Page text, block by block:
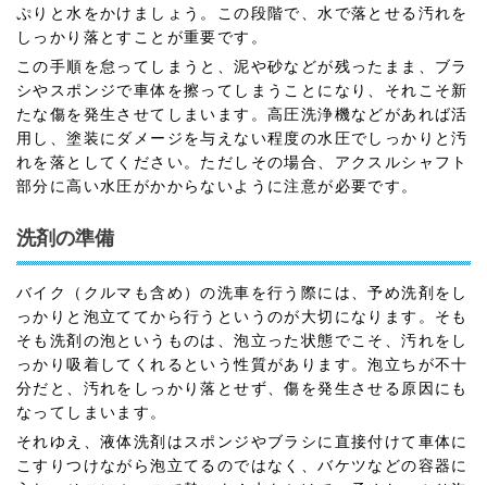
ぷりと水をかけましょう。この段階で、水で落とせる汚れを
しっかり落とすことが重要です。
この手順を怠ってしまうと、泥や砂などが残ったまま、ブラ
シやスポンジで車体を擦ってしまうことになり、それこそ新
たな傷を発生させてしまいます。高圧洗浄機などがあれば活
用し、塗装にダメージを与えない程度の水圧でしっかりと汚
れを落としてください。ただしその場合、アクスルシャフト
部分に高い水圧がかからないように注意が必要です。
洗剤の準備
バイク（クルマも含め）の洗車を行う際には、予め洗剤をし
っかりと泡立ててから行うというのが大切になります。そも
そも洗剤の泡というものは、泡立った状態でこそ、汚れをし
っかり吸着してくれるという性質があります。泡立ちが不十
分だと、汚れをしっかり落とせず、傷を発生させる原因にも
なってしまいます。
それゆえ、液体洗剤はスポンジやブラシに直接付けて車体に
こすりつけながら泡立てるのではなく、バケツなどの容器に